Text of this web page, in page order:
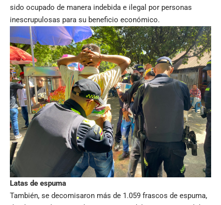
sido ocupado de manera indebida e ilegal por personas
inescrupulosas para su beneficio económico.
Latas de espuma
También, se decomisaron más de 1.059 frascos de espuma,